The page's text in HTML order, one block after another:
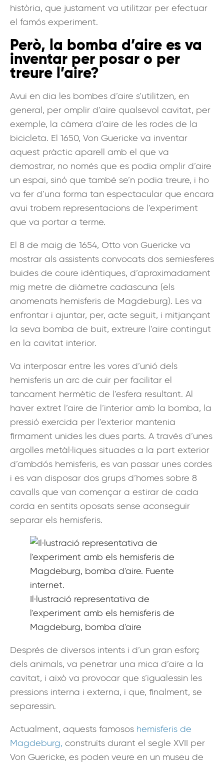
història, que justament va utilitzar per efectuar
el famós experiment.
Però, la bomba d’aire es va
inventar per posar o per
treure l’aire?
Avui en dia les bombes d’aire s’utilitzen, en
general, per omplir d’aire qualsevol cavitat, per
exemple, la càmera d’aire de les rodes de la
bicicleta. El 1650, Von Guericke va inventar
aquest pràctic aparell amb el que va
demostrar, no només que es podia omplir d’aire
un espai, sinó que també se’n podia treure, i ho
va fer d’una forma tan espectacular que encara
avui trobem representacions de l’experiment
que va portar a terme.
El 8 de maig de 1654, Otto von Guericke va
mostrar als assistents convocats dos semiesferes
buides de coure idèntiques, d’aproximadament
mig metre de diàmetre cadascuna (els
anomenats hemisferis de Magdeburg). Les va
enfrontar i ajuntar, per, acte seguit, i mitjançant
la seva bomba de buit, extreure l’aire contingut
en la cavitat interior.
Va interposar entre les vores d’unió dels
hemisferis un arc de cuir per facilitar el
tancament hermètic de l’esfera resultant. Al
haver extret l’aire de l’interior amb la bomba, la
pressió exercida per l’exterior mantenia
firmament unides les dues parts. A través d’unes
argolles metàl·liques situades a la part exterior
d’ambdós hemisferis, es van passar unes cordes
i es van disposar dos grups d’homes sobre 8
cavalls que van començar a estirar de cada
corda en sentits oposats sense aconseguir
separar els hemisferis.
Il·lustració representativa de
l'experiment amb els hemisferis de
Magdeburg, bomba d'aire
Després de diversos intents i d’un gran esforç
dels animals, va penetrar una mica d’aire a la
cavitat, i això va provocar que s’igualessin les
pressions interna i externa, i que, finalment, se
separessin.
Actualment, aquests famosos hemisferis de
Magdeburg, construïts durant el segle XVII per
Von Guericke, es poden veure en un museu de